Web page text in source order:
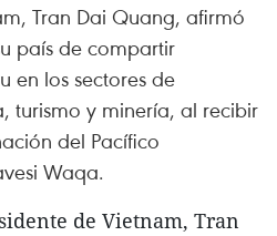
Tran Dai Quang, afirmó
país de compartir
en los sectores de
turismo y minería, al recibir
del Pacífico
Waqa.
de Vietnam, Tran